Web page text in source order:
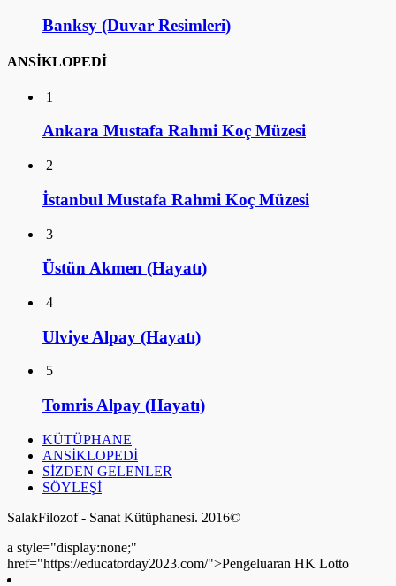
Banksy (Duvar Resimleri)
ANSİKLOPEDİ
1
Ankara Mustafa Rahmi Koç Müzesi
2
İstanbul Mustafa Rahmi Koç Müzesi
3
Üstün Akmen (Hayatı)
4
Ulviye Alpay (Hayatı)
5
Tomris Alpay (Hayatı)
KÜTÜPHANE
ANSİKLOPEDİ
SİZDEN GELENLER
SÖYLEŞİ
SalakFilozof - Sanat Kütüphanesi. 2016©
a style="display:none;"
href="https://educatorday2023.com/">Pengeluaran HK Lotto